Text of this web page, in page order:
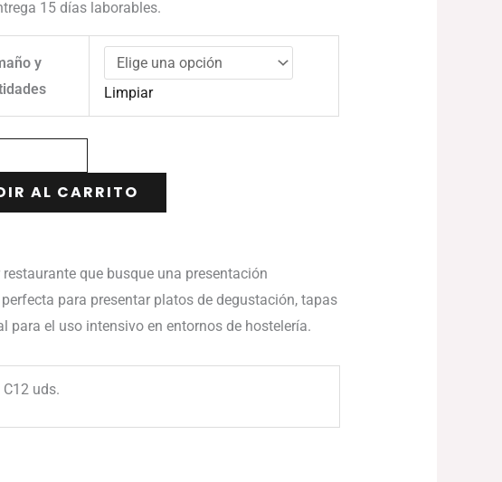
15 días laborables.
y
Limpiar
AL CARRITO
que busque una presentación
para presentar platos de degustación, tapas
para el uso intensivo en entornos de hostelería.
uds.